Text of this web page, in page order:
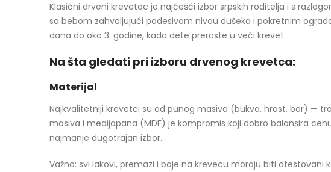
Klasični drveni krevetac je najčešći izbor srpskih roditelja i s
sa bebom zahvaljujući podesivom nivou dušeka i pokretnim
dana do oko 3. godine, kada dete preraste u veći krevet.
Na šta gledati pri izboru drvenog krevetca:
Materijal
Najkvalitetniji krevetci su od punog masiva (bukva, hrast, bor) —
masiva i medijapana (MDF) je kompromis koji dobro balansira
najmanje dugotrajan izbor.
Važno: svi lakovi, premazi i boje na krevecu moraju biti